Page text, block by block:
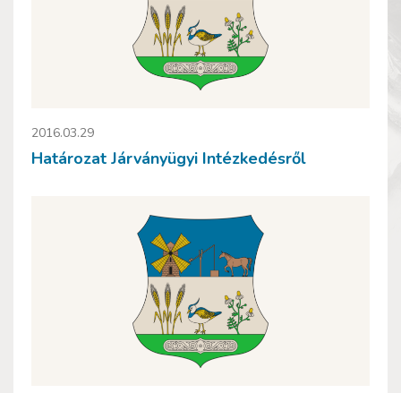
2016.03.29
Határozat Járványügyi Intézkedésről